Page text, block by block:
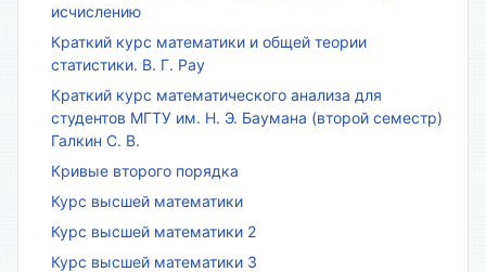
исчислению
Краткий курс математики и общей теории
статистики. В. Г. Рау
Краткий курс математического анализа для
студентов МГТУ им. Н. Э. Баумана (второй семестр)
Галкин С. В.
Кривые второго порядка
Курс высшей математики
Курс высшей математики 2
Курс высшей математики 3